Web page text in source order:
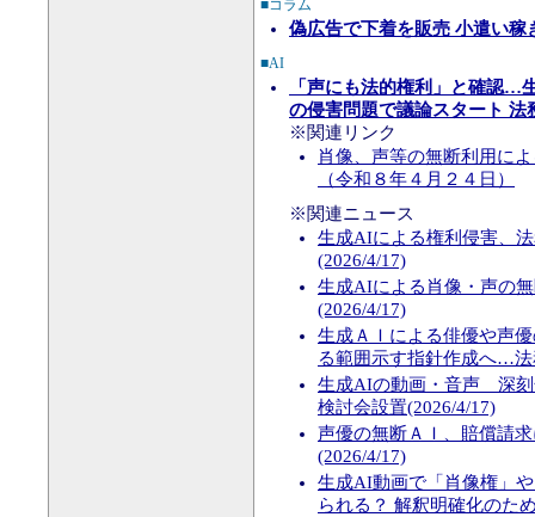
■コラム
偽広告で下着を販売 小遣い稼
■AI
「声にも法的権利」と確認…
の侵害問題で議論スタート 法
※関連リンク
肖像、声等の無断利用に
（令和８年４月２４日）
※関連ニュース
生成AIによる権利侵害、
(2026/4/17)
生成AIによる肖像・声の
(2026/4/17)
生成ＡＩによる俳優や声
る範囲示す指針作成へ…法
生成AIの動画・音声 深
検討会設置(2026/4/17)
声優の無断ＡＩ、賠償請
(2026/4/17)
生成AI動画で「肖像権」
られる？ 解釈明確化のた